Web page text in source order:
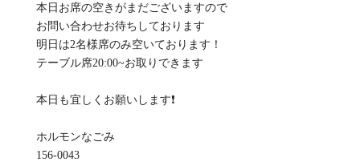
本日お席の空きがまだございますので
お問い合わせお待ちしております
明日は2名様席のみ空いております！
テーブル席20:00~お取りできます
本日も宜しくお願いします❗
ホルモンなごみ
156-0043